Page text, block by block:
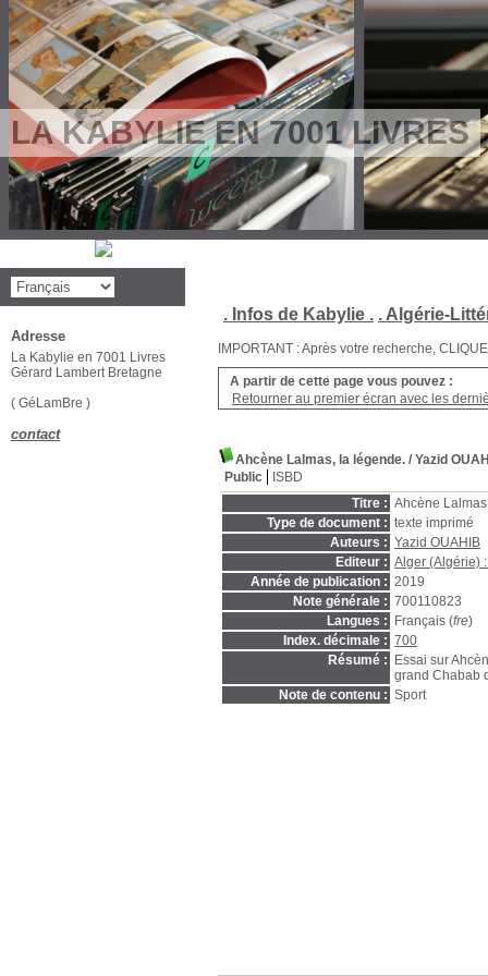
LA KABYLIE EN 7001 LIVRES
. Infos de Kabylie . . Algérie-
IMPORTANT : Après votre recherche,
A partir de cette page vous pouvez :
Retourner au premier écran avec les
Ahcène Lalmas, la légende. / Yazid
Public
ISBD
Titre : Ahcène
Type de document : texte imprimé
Auteurs : Yazid OUAHIB
Editeur : Alger (Algérie)
Année de publication : 2019
Note générale : 700110823
Langues :
Français (fre)
Index. décimale : 700
Résumé :
Essai sur
grand Chabab
Note de contenu : Sport
Adresse
La Kabylie en 7001 Livres
Gérard Lambert Bretagne
( GéLamBre )
contact